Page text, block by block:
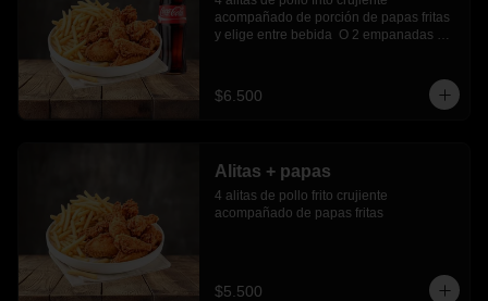
acompañado de porción de papas fritas
y elige entre bebida  O 2 empanadas
$6.500
Alitas + papas
4 alitas de pollo frito crujiente
acompañado de papas fritas
$5.500